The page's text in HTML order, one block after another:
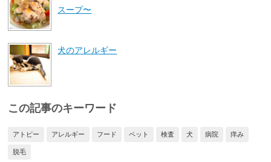
スープ〜
犬のアレルギー
この記事のキーワード
アトピー アレルギー フード ペット 検査 犬 病院 痒み
脱毛